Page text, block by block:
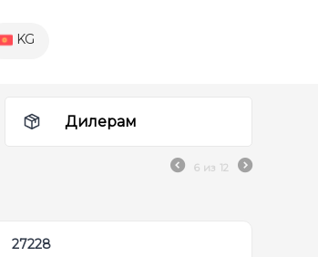
KG
Дилерам
6 из 12
27228